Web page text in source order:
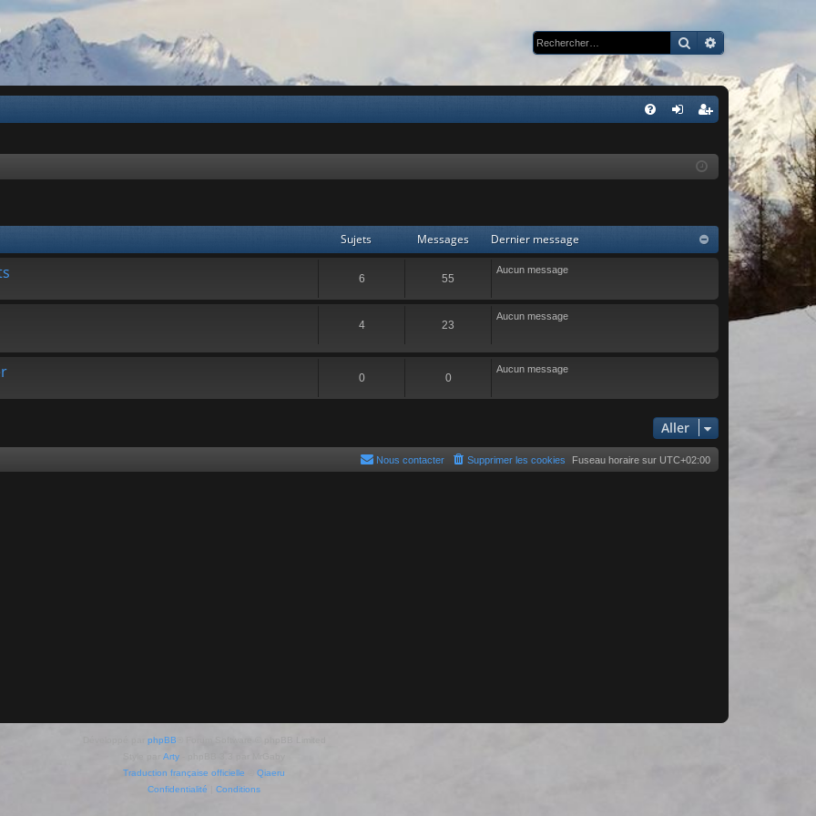
Rechercher
Recherche
cri
Sujets Messages Dernier message
6 55
Aucun message
4 23
Aucun message
0 0
Aucun message
Aller
Fuseau horaire sur UTC+02:00
Supprimer les cookies
Nous contacter
phpBB
Arty
Traduction française officielle
Qiaeru
Confidentialité
Conditions